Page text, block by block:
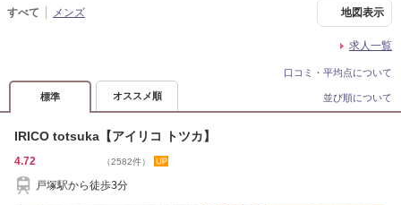
すべて メンズ 地図表示
求人一覧
口コミ・平均点について
標準 オススメ順 並び順について
IRICO totsuka【アイリコ トツカ】
4.72 （2582件）
戸塚駅から徒歩3分